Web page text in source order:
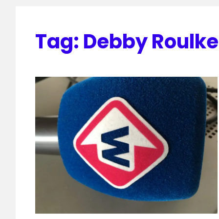
Tag: Debby